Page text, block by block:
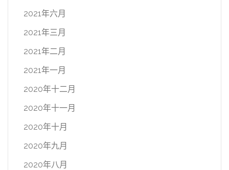
2021年六月
2021年三月
2021年二月
2021年一月
2020年十二月
2020年十一月
2020年十月
2020年九月
2020年八月